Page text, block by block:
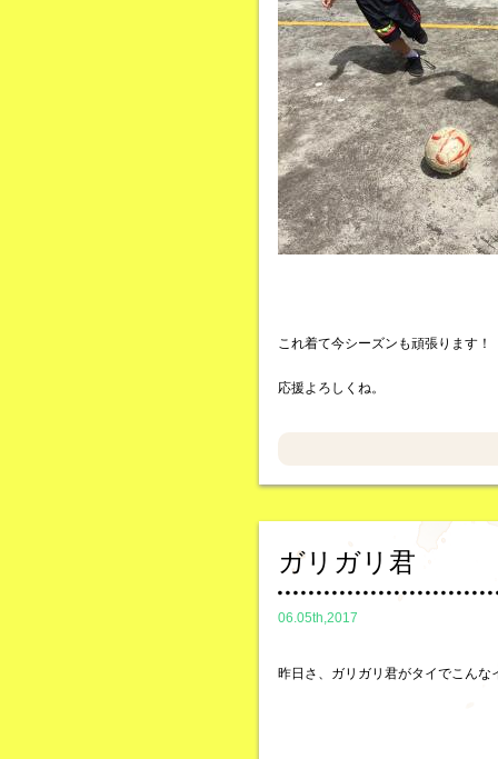
これ着て今シーズンも頑張ります！
応援よろしくね。
ガリガリ君
06.05th,2017
昨日さ、ガリガリ君がタイでこんな